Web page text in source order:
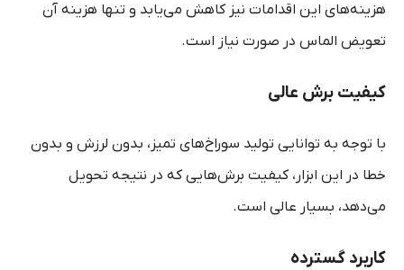
هزینه‌های این اقدامات نیز کاهش می‌یابد و تنها هزینه‌ آن
تعویض الماس در صورت نیاز است.
کیفیت برش عالی
با توجه به توانایی تولید سوراخ‌های تمیز، بدون لرزش و بدون
خطا در این ابزار، کیفیت برش‌هایی که در نتیجه تحویل
می‌دهد، بسیار عالی است.
کاربرد گسترده